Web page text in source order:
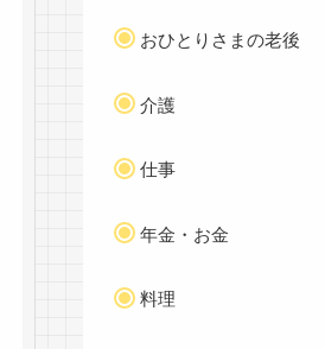
おひとりさまの老後
介護
仕事
年金・お金
料理